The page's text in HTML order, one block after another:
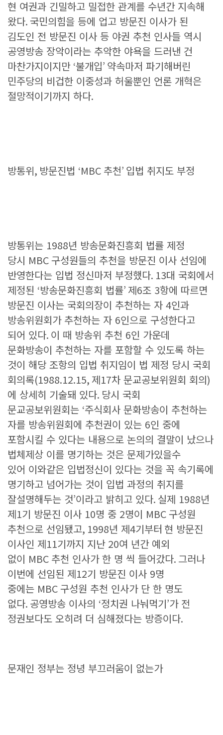
현 여권과 긴밀하고 밀접한 관계를 수년간 지속해
왔다.국민의힘을 등에 업고 방문진 이사가 된
김도인 전 방문진 이사 등 야권 추천 인사들 역시
공영방송 장악이라는 추악한 야욕을 드러낸 건
마찬가지이지만 ‘불개입’ 약속마저 파기해버린
민주당의 비겁한 이중성과 허울뿐인 언론 개혁은
절망적이기까지 하다.
방통위, 방문진법 ‘MBC 추천’ 입법 취지도 부정
방통위는 1988년 방송문화진흥회 법률 제정
당시 MBC 구성원들의 추천을 방문진 이사 선임에
반영한다는 입법 정신마저 부정했다. 13대 국회에서
제정된 ‘방송문화진흥회 법률’ 제6조 3항에 따르면
방문진 이사는 국회의장이 추천하는 자 4인과
방송위원회가 추천하는 자 6인으로 구성한다고
되어 있다. 이 때 방송위 추천 6인 가운데
문화방송이 추천하는 자를 포함할 수 있도록 하는
것이 해당 조항의 입법 취지임이 법 제정 당시 국회
회의록(1988.12.15, 제17차 문교공보위원회 회의)
에 상세히 기술돼 있다. 당시 국회
문교공보위원회는 ‘주식회사 문화방송이 추천하는
자를 방송위원회에 추천권이 있는 6인 중에
포함시킬 수 있다는 내용으로 논의의 결말이 났으나
법체제상 이를 명기하는 것은 문제가있을수
있어 이와같은 입법정신이 있다는 것을 꼭 속기록에
명기하고 넘어가는 것이 입법 과정의 취지를
잘설명해두는 것’이라고 밝히고 있다. 실제 1988년
제1기 방문진 이사 10명 중 2명이 MBC 구성원
추천으로 선임됐고, 1998년 제4기부터 현 방문진
이사인 제11기까지 지난 20여 년간 예외
없이 MBC 추천 인사가 한 명 씩 들어갔다. 그러나
이번에 선임된 제12기 방문진 이사 9명
중에는 MBC 구성원 추천 인사가 단 한 명도
없다. 공영방송 이사의 ‘정치권 나눠먹기’가 전
정권보다도 오히려 더 심해졌다는 방증이다.
문재인 정부는 정녕 부끄러움이 없는가